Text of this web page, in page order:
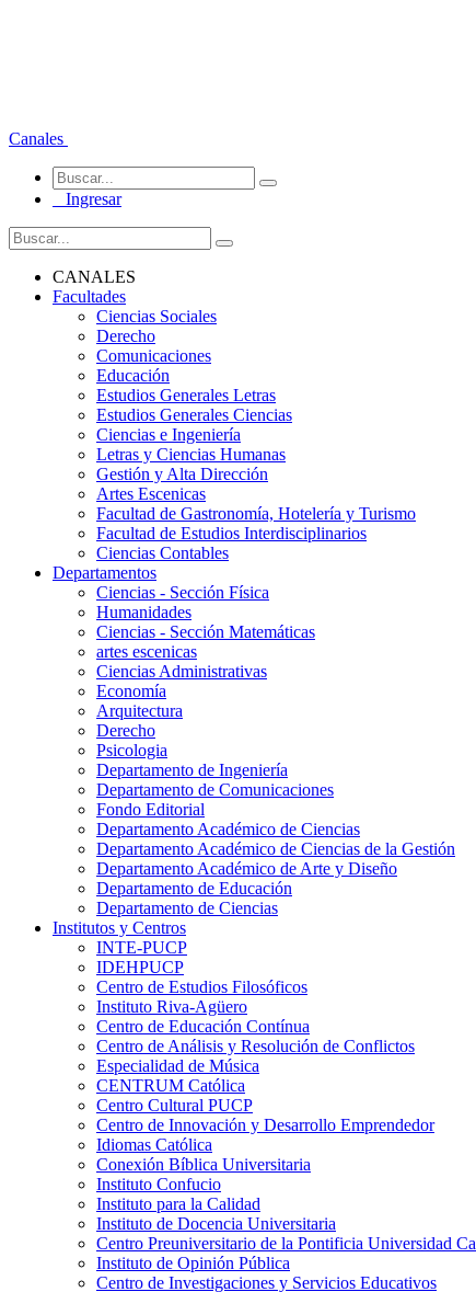
Canales
Ingresar
CANALES
Facultades
Ciencias Sociales
Derecho
Comunicaciones
Educación
Estudios Generales Letras
Estudios Generales Ciencias
Ciencias e Ingeniería
Letras y Ciencias Humanas
Gestión y Alta Dirección
Artes Escenicas
Facultad de Gastronomía, Hotelería y Turismo
Facultad de Estudios Interdisciplinarios
Ciencias Contables
Departamentos
Ciencias - Sección Física
Humanidades
Ciencias - Sección Matemáticas
artes escenicas
Ciencias Administrativas
Economía
Arquitectura
Derecho
Psicologia
Departamento de Ingeniería
Departamento de Comunicaciones
Fondo Editorial
Departamento Académico de Ciencias
Departamento Académico de Ciencias de la Gestión
Departamento Académico de Arte y Diseño
Departamento de Educación
Departamento de Ciencias
Institutos y Centros
INTE-PUCP
IDEHPUCP
Centro de Estudios Filosóficos
Instituto Riva-Agüero
Centro de Educación Contínua
Centro de Análisis y Resolución de Conflictos
Especialidad de Música
CENTRUM Católica
Centro Cultural PUCP
Centro de Innovación y Desarrollo Emprendedor
Idiomas Católica
Conexión Bíblica Universitaria
Instituto Confucio
Instituto para la Calidad
Instituto de Docencia Universitaria
Centro Preuniversitario de la Pontificia Universidad
Instituto de Opinión Pública
Centro de Investigaciones y Servicios Educativos